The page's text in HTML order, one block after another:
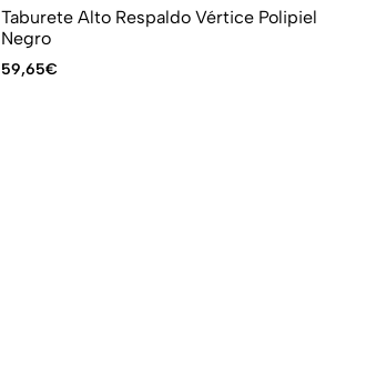
Taburete Alto Respaldo Vértice Polipiel
Negro
59,65€